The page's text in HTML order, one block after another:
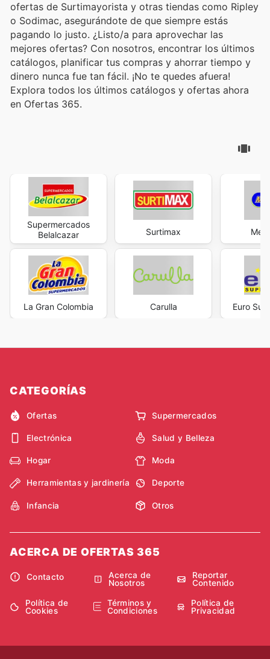
ofertas de Surtimayorista y otras tiendas como Ripley
o Sodimac, asegurándote de que siempre estás
pagando lo justo. ¿Listo/a para aprovechar las
mejores ofertas? Con nosotros, encontrar los últimos
catálogos, planificar tus compras y ahorrar tiempo y
dinero nunca fue tan fácil. ¡No te quedes afuera!
Explora todos los últimos catálogos y ofertas ahora
en Ofertas 365.
Supermercados
Belalcazar
La Gran Colombia
Surtimax
Carulla Euro
CATEGORÍAS
Ofertas Supermercados
Electrónica Salud y Belleza
Hogar Moda
Herramientas y jardinería Deporte
Infancia Otros
ACERCA DE OFERTAS 365
Contacto
Acerca de
Nosotros
Reportar
Contenido
Política de
Cookies
Términos y
Condiciones
Política de
Privacidad